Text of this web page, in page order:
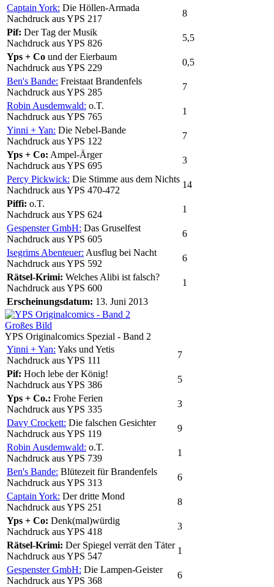
Captain York: Die Höllen-Armada
Nachdruck aus YPS 217
8
Pif: Der Tag der Musik
Nachdruck aus YPS 826
5,5
Yps + Co und der Eierbaum
Nachdruck aus YPS 229
0,5
Ben's Bande: Freistaat Brandenfels
Nachdruck aus YPS 285
7
Robin Ausdemwald: o.T.
Nachdruck aus YPS 765
1
Yinni + Yan: Die Nebel-Bande
Nachdruck aus YPS 122
7
Yps + Co: Ampel-Ärger
Nachdruck aus YPS 695
3
Percy Pickwick: Die Stimme aus dem Nichts
Nachdruck aus YPS 470-472
14
Piffi: o.T.
Nachdruck aus YPS 624
1
Gespenster GmbH: Das Gruselfest
Nachdruck aus YPS 605
6
Isegrims Abenteuer: Ausflug bei Nacht
Nachdruck aus YPS 592
6
Rätsel-Krimi: Welches Alibi ist falsch?
Nachdruck aus YPS 600
1
Erscheinungsdatum: 13. Juni 2013
Großes Bild
YPS Originalcomics Spezial - Band 2
Yinni + Yan: Yaks und Yetis
Nachdruck aus YPS 111
7
Pif: Hoch lebe der König!
Nachdruck aus YPS 386
5
Yps + Co.: Frohe Ferien
Nachdruck aus YPS 335
3
Davy Crockett: Die falschen Gesichter
Nachdruck aus YPS 119
9
Robin Ausdemwald: o.T.
Nachdruck aus YPS 739
1
Ben's Bande: Blütezeit für Brandenfels
Nachdruck aus YPS 313
6
Captain York: Der dritte Mond
Nachdruck aus YPS 251
8
Yps + Co: Denk(mal)würdig
Nachdruck aus YPS 418
3
Rätsel-Krimi: Der Spiegel verrät den Täter
Nachdruck aus YPS 547
1
Gespenster GmbH: Die Lampen-Geister
Nachdruck aus YPS 368
6